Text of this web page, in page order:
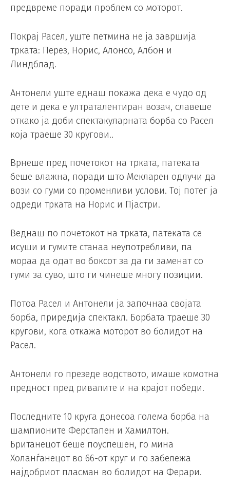
предвреме поради проблем со моторот.
Покрај Расел, уште петмина не ја завршија
трката: Перез, Норис, Алонсо, Албон и
Линдблад.
Антонели уште еднаш покажа дека е чудо од
дете и дека е ултраталентиран возач, славеше
откако ја доби спектакуларната борба со Расел
која траеше 30 кругови..
Врнеше пред почетокот на трката, патеката
беше влажна, поради што Мекларен одлучи да
вози со гуми со променливи услови. Тој потег ја
одреди трката на Норис и Пјастри.
Веднаш по почетокот на трката, патеката се
исуши и гумите станаа неупотребливи, па
мораа да одат во боксот за да ги заменат со
гуми за суво, што ги чинеше многу позиции.
Потоа Расел и Антонели ја започнаа својата
борба, приредија спектакл. Борбата траеше 30
кругови, кога откажа моторот во болидот на
Расел.
Антонели го презеде водството, имаше комотна
предност пред ривалите и на крајот победи.
Последните 10 круга донесоа голема борба на
шампионите Ферстапен и Хамилтон.
Британецот беше поуспешен, го мина
Холанѓанецот во 66-от круг и го забележа
најдобриот пласман во болидот на Ферари.